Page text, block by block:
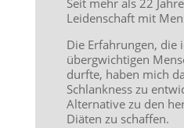
Seit mehr als 22
Leidenschaft mit
Die Erfahrungen, die
übergwichtigen
durfte, haben mich
Schlankness zu
Alternative zu den
Diäten zu schaffen.